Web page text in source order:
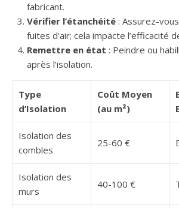
fabricant.
Vérifier l’étanchéité : Assurez-vous
fuites d’air; cela impacte l’efficacité
Remettre en état : Peindre ou
après l’isolation.
Type
d’Isolation
Coût Moyen
(au m²)
Isolation des
combles
25-60 €
Isolation des
murs
40-100 €